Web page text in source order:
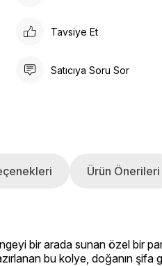
Tavsiye Et
Satıcıya Soru Sor
Ürün Önerileri
bir arada sunan özel bir
bu kolye, doğanın